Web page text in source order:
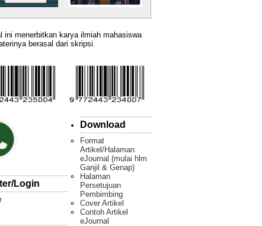
ini menerbitkan karya ilmiah mahasiswa
berasal dari skripsi.
Login
Download
Format
Artikel/Halaman
eJournal (mulai hlm
Ganjil & Genap)
Halaman
Persetujuan
Pembimbing
Cover Artikel
Contoh Artikel
eJournal